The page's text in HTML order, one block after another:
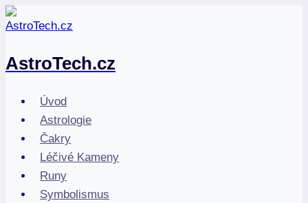
Přeskočit
na
AstroTech.cz
Úvod
Astrologie
Čakry
Léčivé Kameny
Runy
Symbolismus